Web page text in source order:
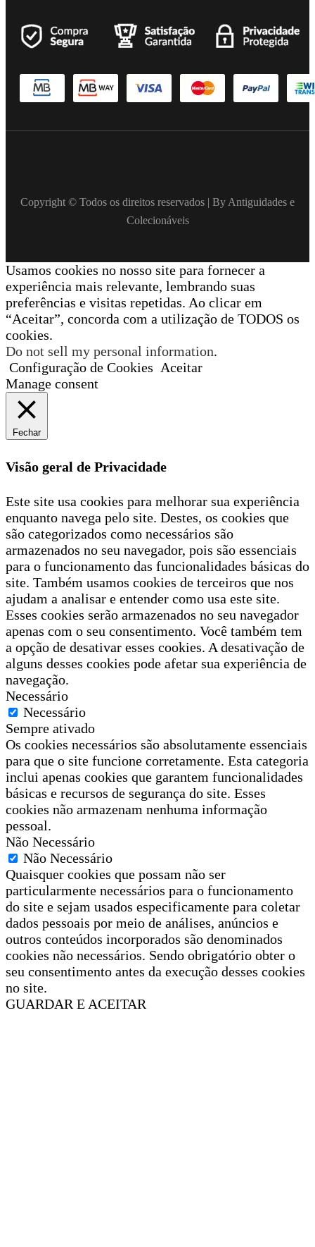
Copyright © Todos os direitos reservados | By Antiguidades e
Colecionáveis
Usamos cookies no nosso site para fornecer a
experiência mais relevante, lembrando suas
preferências e visitas repetidas. Ao clicar em
“Aceitar”, concorda com a utilização de TODOS os
cookies.
Do not sell my personal information.
Configuração de Cookies Aceitar
Manage consent
Fechar
Visão geral de Privacidade
Este site usa cookies para melhorar sua experiência
enquanto navega pelo site. Destes, os cookies que
são categorizados como necessários são
armazenados no seu navegador, pois são essenciais
para o funcionamento das funcionalidades básicas do
site. Também usamos cookies de terceiros que nos
ajudam a analisar e entender como usa este site.
Esses cookies serão armazenados no seu navegador
apenas com o seu consentimento. Você também tem
a opção de desativar esses cookies. A desativação de
alguns desses cookies pode afetar sua experiência de
navegação.
Necessário
Necessário
Sempre ativado
Os cookies necessários são absolutamente essenciais
para que o site funcione corretamente. Esta categoria
inclui apenas cookies que garantem funcionalidades
básicas e recursos de segurança do site. Esses
cookies não armazenam nenhuma informação
pessoal.
Não Necessário
Não Necessário
Quaisquer cookies que possam não ser
particularmente necessários para o funcionamento
do site e sejam usados especificamente para coletar
dados pessoais por meio de análises, anúncios e
outros conteúdos incorporados são denominados
cookies não necessários. Sendo obrigatório obter o
seu consentimento antes da execução desses cookies
no site.
GUARDAR E ACEITAR